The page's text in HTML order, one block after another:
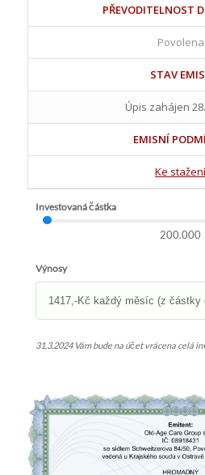
PŘEVODITELNOST
Povolena
STAV
Úpis zahájen
EMISNÍ
Ke stažení
Investovaná částka
200.000
Výnosy
31.3.2024 Vám bude na účet vrácena celá